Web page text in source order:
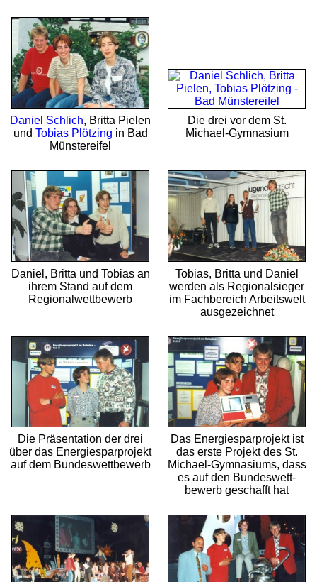
Daniel Schlich, Britta Pielen
und Tobias Plötzing in Bad
Münstereifel
Die drei vor dem St.
Michael-Gymnasium
Daniel, Britta und Tobias an
ihrem Stand auf dem
Regional­wett­bewerb
Tobias, Britta und Daniel
werden als Regional­sieger
im Fachbereich Arbeitswelt
ausgezeichnet
Die Präsentation der drei
über das Energiesparprojekt
auf dem Bundes­wett­bewerb
Das Energiesparprojekt ist
das erste Projekt des St.
Michael-Gymnasiums, dass
es auf den Bundes­wett­
bewerb geschafft hat